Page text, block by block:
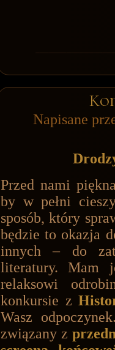
Napisane
Przed nami
by w pełni
sposób, który
będzie to okazja
innych – do
literatury. Mam
relaksowi
konkursie z
Wasz
związany z